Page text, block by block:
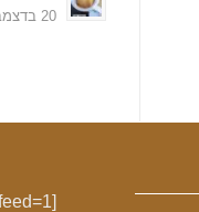
20 בדצמבר 2023 - 17:59
[instagram-feed feed=1]